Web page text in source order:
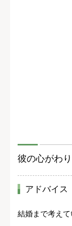
彼の心がわ
アドバイス
結婚まで考え